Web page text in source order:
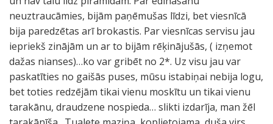
neuztraucāmies, bijām paņēmušas līdzi, bet viesnīcā
bija paredzētas arī brokastis. Par viesnīcas servisu jau
iepriekš zinājām un ar to bijām rēķinājušās, ( izņemot
dažas nianses)…ko var gribēt no 2*. Uz visu jau var
paskatīties no gaišās puses, mūsu istabiņai nebija logu,
bet toties redzējām tikai vienu moskītu un tikai vienu
tarakānu, draudzene nospieda… slikti izdarīja, man žēl